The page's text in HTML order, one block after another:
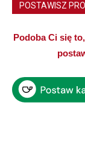
POSTAWISZ
Podoba Ci się